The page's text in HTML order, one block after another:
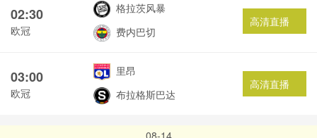
02:30
欧冠
格拉茨风暴
费内巴切
高清直播
03:00
欧冠
里昂
布拉格斯巴达
高清直播
08-14